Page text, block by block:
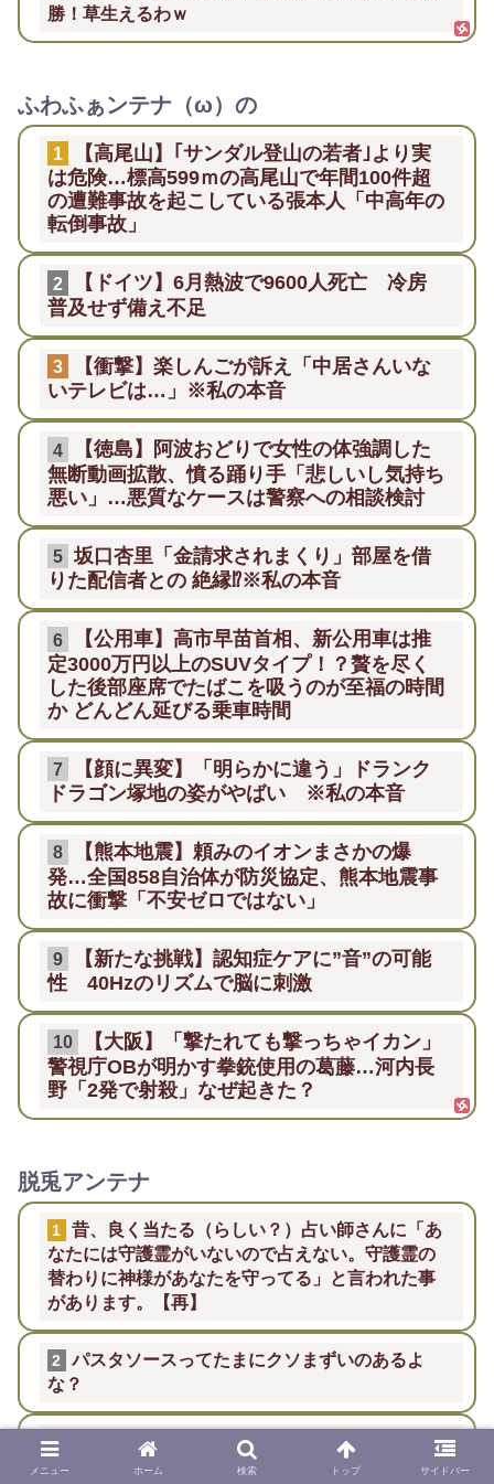
勝！草生えるわｗ
ふわふぁンテナ（ω）の
1
【高尾山】｢サンダル登山の若者｣より実
は危険…標高599ｍの高尾山で年間100件超
の遭難事故を起こしている張本人「中高年の
転倒事故」
2
【ドイツ】6月熱波で9600人死亡 冷房
普及せず備え不足
3
【衝撃】楽しんごが訴え「中居さんいな
いテレビは…」※私の本音
4
【徳島】阿波おどりで女性の体強調した
無断動画拡散、憤る踊り手「悲しいし気持ち
悪い」…悪質なケースは警察への相談検討
5 坂口杏里「金請求されまくり」部屋を借
りた配信者との 絶縁⁉※私の本音
6
【公用車】高市早苗首相、新公用車は推
定3000万円以上のSUVタイプ！？贅を尽く
した後部座席でたばこを吸うのが至福の時間
か どんどん延びる乗車時間
7
【顔に異変】「明らかに違う」ドランク
ドラゴン塚地の姿がやばい ※私の本音
8
【熊本地震】頼みのイオンまさかの爆
発…全国858自治体が防災協定、熊本地震事
故に衝撃「不安ゼロではない」
9
【新たな挑戦】認知症ケアに”音”の可能
性 40Hzのリズムで脳に刺激
10
【大阪】「撃たれても撃っちゃイカン」
警視庁OBが明かす拳銃使用の葛藤…河内長
野「2発で射殺」なぜ起きた？
脱兎アンテナ
1
昔、良く当たる（らしい？）占い師さんに「あ
なたには守護霊がいないので占えない。守護霊の
替わりに神様があなたを守ってる」と言われた事
があります。【再】
2
パスタソースってたまにクソまずいのあるよ
な？
3
【悲報】ダウンタウン＋、もう既にクッッソつ
まらなさそうになってしまう
メニュー ホーム 検索 トップ サイドバー